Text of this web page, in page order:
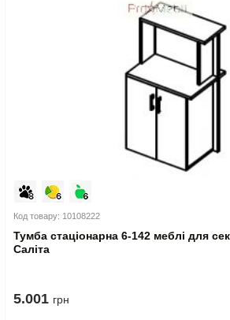
Код товару: 10108222
Тумба стаціонарна 6-142 меблі для
Саліта
5.001 грн